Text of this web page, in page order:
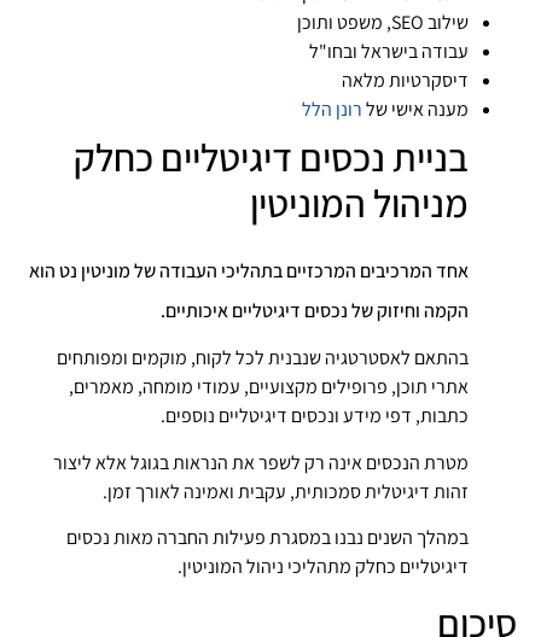
שילוב SEO, משפט ותוכן
עבודה בישראל ובחו"ל
דיסקרטיות מלאה
מענה אישי שלרונן הלל
בניית נכסים דיגיטליים כחלק
מניהול המוניטין
אחד המרכיבים המרכזיים בתהליכי העבודה של מוניטין נט הוא
הקמה וחיזוק של נכסים דיגיטליים איכותיים.
בהתאם לאסטרטגיה שנבנית לכל לקוח, מוקמים ומפותחים
אתרי תוכן, פרופילים מקצועיים, עמודי מומחה, מאמרים,
כתבות, דפי מידע ונכסים דיגיטליים נוספים.
מטרת הנכסים אינה רק לשפר את הנראות בגוגל אלא ליצור
זהות דיגיטלית סמכותית, עקבית ואמינה לאורך זמן.
במהלך השנים נבנו במסגרת פעילות החברה מאות נכסים
דיגיטליים כחלק מתהליכי ניהול המוניטין.
סיכום